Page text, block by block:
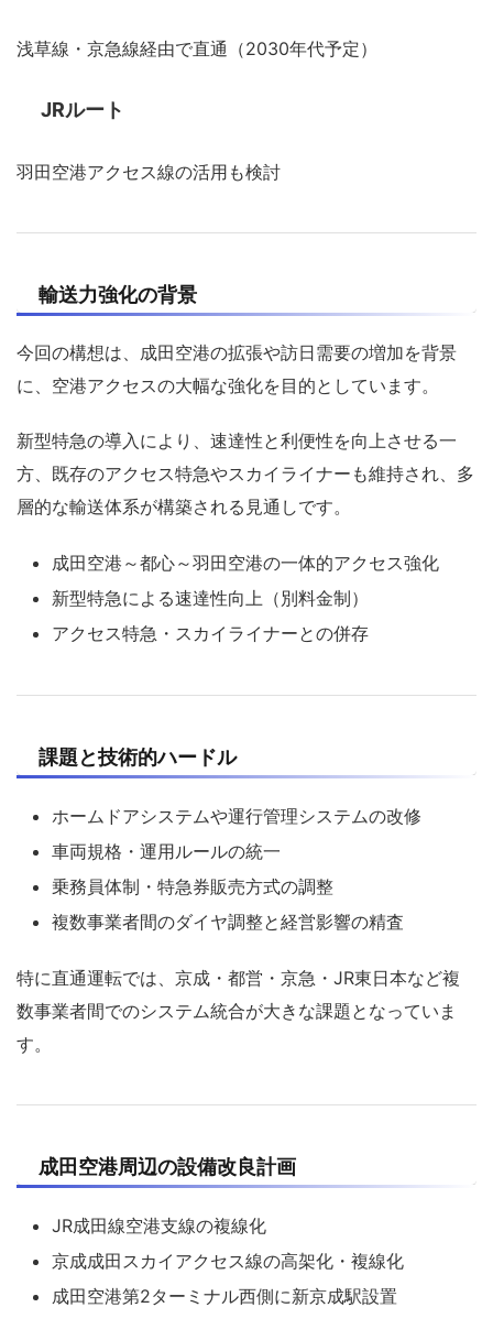
浅草線・京急線経由で直通（2030年代予定）
JRルート
羽田空港アクセス線の活用も検討
輸送力強化の背景
今回の構想は、成田空港の拡張や訪日需要の増加を背景
に、空港アクセスの大幅な強化を目的としています。
新型特急の導入により、速達性と利便性を向上させる一
方、既存のアクセス特急やスカイライナーも維持され、多
層的な輸送体系が構築される見通しです。
成田空港～都心～羽田空港の一体的アクセス強化
新型特急による速達性向上（別料金制）
アクセス特急・スカイライナーとの併存
課題と技術的ハードル
ホームドアシステムや運行管理システムの改修
車両規格・運用ルールの統一
乗務員体制・特急券販売方式の調整
複数事業者間のダイヤ調整と経営影響の精査
特に直通運転では、京成・都営・京急・JR東日本など複
数事業者間でのシステム統合が大きな課題となっていま
す。
成田空港周辺の設備改良計画
JR成田線空港支線の複線化
京成成田スカイアクセス線の高架化・複線化
成田空港第2ターミナル西側に新京成駅設置